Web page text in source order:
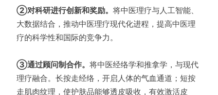
②对科研进行创新和奖励。 将中医理疗与人工智能、
大数据结合，推动中医理疗现代化进程，提高中医理
疗的科学性和国际的竞争力。
③通过顾问制合作。 将中医经络学和推拿学，与现代
理疗融合。长按走经络，开启人体的气血通道；短按
走肌肉纹理，使护肤品能够透皮吸收，有效激活皮